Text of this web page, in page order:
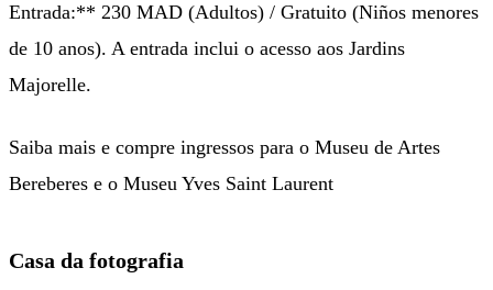
Entrada:** 230 MAD (Adultos) / Gratuito (Niños menores
de 10 anos). A entrada inclui o acesso aos Jardins
Majorelle.
Saiba mais e compre ingressos para o Museu de Artes
Bereberes e o Museu Yves Saint Laurent
Casa da fotografia